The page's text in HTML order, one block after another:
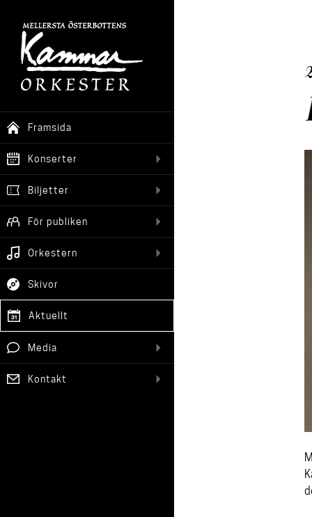
Framsida
Konserter
Biljetter
För publiken
Orkestern
Skivor
Aktuellt
Media
Kontakt